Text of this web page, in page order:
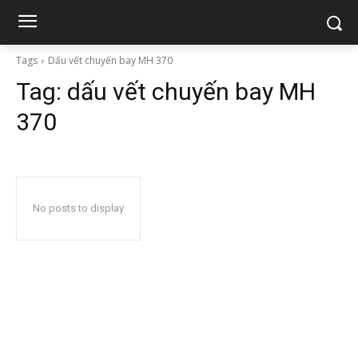
Tags Dấu vết chuyến bay MH 370
Tag: dấu vết chuyến bay MH
370
No posts to display